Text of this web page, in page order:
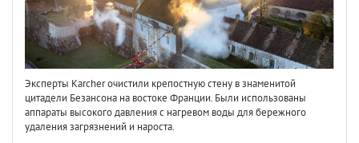
Эксперты Karcher очистили крепостную стену в знаменитой
цитадели Безансона на востоке Франции. Были использованы
аппараты высокого давления с нагревом воды для бережного
удаления загрязнений и нароста.